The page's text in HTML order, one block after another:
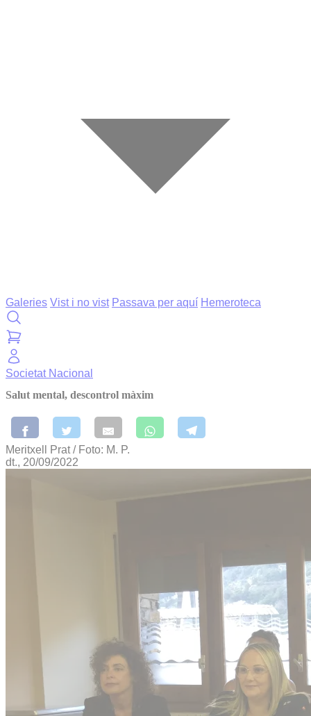
Galeries Vist i no vist Passava per aquí Hemeroteca
Societat Nacional
Salut mental, descontrol màxim
Meritxell Prat / Foto: M. P.
dt., 20/09/2022